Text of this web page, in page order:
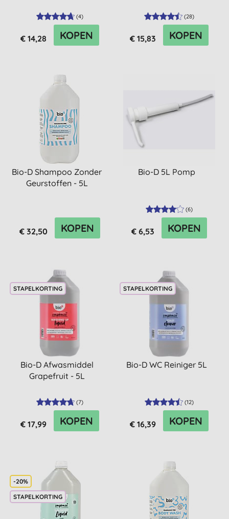
(4)
€ 14,28 KOPEN
(28)
€ 15,83 KOPEN
Bio-D Shampoo Zonder
Geurstoffen - 5L
€ 32,50 KOPEN
Bio-D 5L Pomp
(6)
€ 6,53 KOPEN
STAPELKORTING
Bio-D Afwasmiddel
Grapefruit - 5L
(7)
€ 17,99 KOPEN
STAPELKORTING
Bio-D WC Reiniger 5L
(12)
€ 16,39 KOPEN
-20%
STAPELKORTING